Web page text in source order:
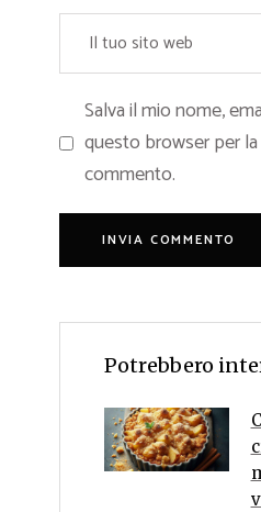
Salva il mio nome,
questo browser per
commento.
Potrebbero